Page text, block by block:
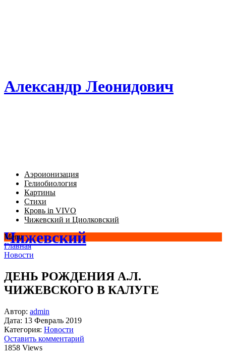
Александр Леонидович
Чижевский
Аэроионизация
Гелиобиология
Картины
Стихи
Кровь in VIVO
Чижевский и Циолковский
Menu
Главная
Новости
ДЕНЬ РОЖДЕНИЯ А.Л.
ЧИЖЕВСКОГО В КАЛУГЕ
Автор: admin
Дата: 13 Февраль 2019
Категория: Новости
Оставить комментарий
1858 Views